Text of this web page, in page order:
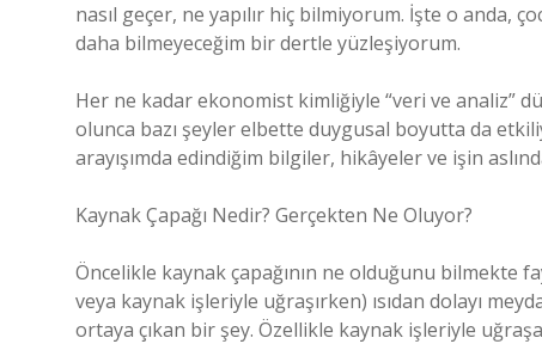
nasıl geçer, ne yapılır hiç bilmiyorum. İşte o anda,
daha bilmeyeceğim bir dertle yüzleşiyorum.
Her ne kadar ekonomist kimliğiyle “veri ve analiz”
olunca bazı şeyler elbette duygusal boyutta da
arayışımda edindiğim bilgiler, hikâyeler ve işin
Kaynak Çapağı Nedir? Gerçekten Ne Oluyor?
Öncelikle kaynak çapağının ne olduğunu bilmekte
veya kaynak işleriyle uğraşırken) ısıdan dolayı
ortaya çıkan bir şey. Özellikle kaynak işleriyle